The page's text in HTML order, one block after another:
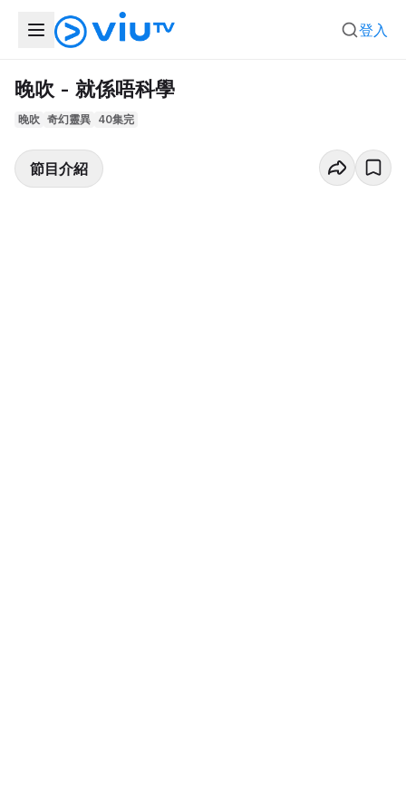
登入
晚吹 - 就係唔科學
晚吹 奇幻靈異 40集完
節目介紹